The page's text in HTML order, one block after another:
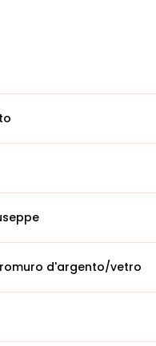
d'argento/vetro